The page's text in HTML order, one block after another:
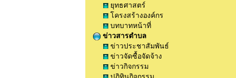
ยุทธศาสตร์
โครงสร้างองค์กร
บทบาทหน้าที่
ข่าวสารตำบล
ข่าวประชาสัมพันธ์
ข่าวจัดซื้อจัดจ้าง
ข่าวกิจกรรม
ปฏิทินกิจกรรม